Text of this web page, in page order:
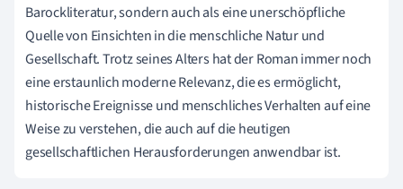
Barockliteratur, sondern auch als eine unerschöpfliche
Quelle von Einsichten in die menschliche Natur und
Gesellschaft. Trotz seines Alters hat der Roman immer noch
eine erstaunlich moderne Relevanz, die es ermöglicht,
historische Ereignisse und menschliches Verhalten auf eine
Weise zu verstehen, die auch auf die heutigen
gesellschaftlichen Herausforderungen anwendbar ist.